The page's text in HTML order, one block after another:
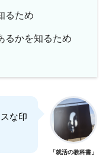
るため
るかを知るため
な印
「就活の教科書」